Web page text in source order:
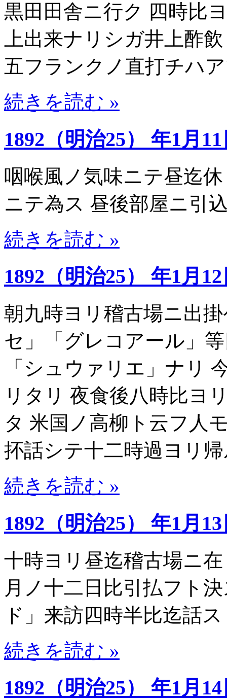
黒田田舎ニ行ク 四時比
上出来ナリシガ井上酢
五フランクノ直打チハ
続きを読む »
1892（明治25） 年1月
咽喉風ノ気味ニテ昼迄
ニテ為ス 昼後部屋ニ引
続きを読む »
1892（明治25） 年1月
朝九時ヨリ稽古場ニ出
セ」「グレコアール」
「シュウァリエ」ナリ
リタリ 夜食後八時比ヨ
タ 米国ノ高柳ト云フ人
抔話シテ十二時過ヨリ
続きを読む »
1892（明治25） 年1月
十時ヨリ昼迄稽古場ニ
月ノ十二日比引払フト
ド」来訪四時半比迄話
続きを読む »
1892（明治25） 年1月